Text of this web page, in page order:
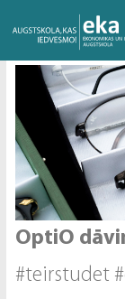
OptiO
#teirstudet